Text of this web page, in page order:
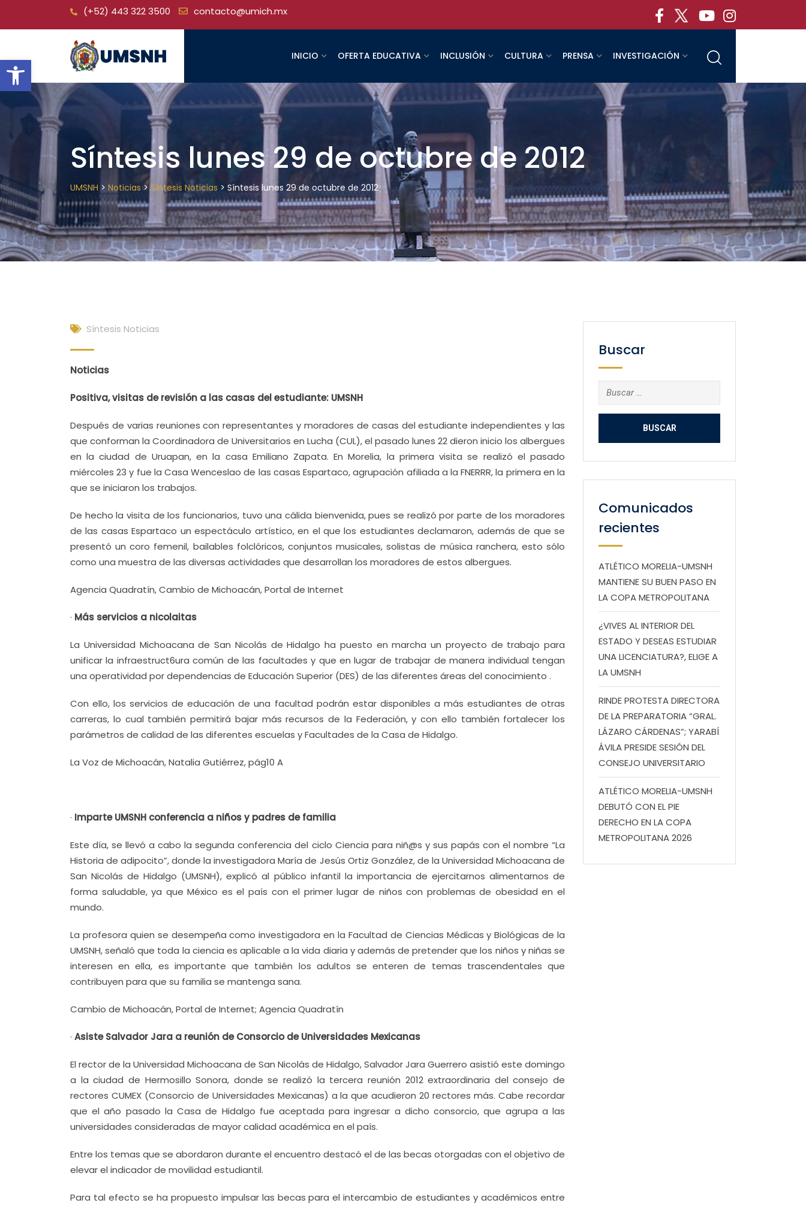
Open toolbar
(+52) 443 322 3500 contacto@umich.mx
INICIO OFERTA EDUCATIVA INCLUSIÓN CULTURA PRENSA INVESTIGACIÓN
Síntesis lunes 29 de octubre de 2012
UMSNH > Noticias>Síntesis Noticias > Síntesis lunes 29 de octubre de 2012
Síntesis Noticias
Noticias
Positiva, visitas de revisión a las casas del estudiante: UMSNH
Después de varias reuniones con representantes y moradores de casas del estudiante independientes y las
que conforman la Coordinadora de Universitarios en Lucha (CUL), el pasado lunes 22 dieron inicio los albergues
en la ciudad de Uruapan, en la casa Emiliano Zapata. En Morelia, la primera visita se realizó el pasado
miércoles 23 y fue la Casa Wenceslao de las casas Espartaco, agrupación afiliada a la FNERRR, la primera en la
que se iniciaron los trabajos.
De hecho la visita de los funcionarios, tuvo una cálida bienvenida, pues se realizó por parte de los moradores
de las casas Espartaco un espectáculo artístico, en el que los estudiantes declamaron, además de que se
presentó un coro femenil, bailables folclóricos, conjuntos musicales, solistas de música ranchera, esto sólo
como una muestra de las diversas actividades que desarrollan los moradores de estos albergues.
Agencia Quadratín, Cambio de Michoacán, Portal de Internet
· Más servicios a nicolaitas
La Universidad Michoacana de San Nicolás de Hidalgo ha puesto en marcha un proyecto de trabajo para
unificar la infraestruct6ura común de las facultades y que en lugar de trabajar de manera individual tengan
una operatividad por dependencias de Educación Superior (DES) de las diferentes áreas del conocimiento .
Con ello, los servicios de educación de una facultad podrán estar disponibles a más estudiantes de otras
carreras, lo cual también permitirá bajar más recursos de la Federación, y con ello también fortalecer los
parámetros de calidad de las diferentes escuelas y Facultades de la Casa de Hidalgo.
La Voz de Michoacán, Natalia Gutiérrez, pág10 A
· Imparte UMSNH conferencia a niños y padres de familia
Este día, se llevó a cabo la segunda conferencia del ciclo Ciencia para niñ@s y sus papás con el nombre “La
Historia de adipocito”, donde la investigadora María de Jesús Ortiz González, de la Universidad Michoacana de
San Nicolás de Hidalgo (UMSNH), explicó al público infantil la importancia de ejercitarnos alimentarnos de
forma saludable, ya que México es el país con el primer lugar de niños con problemas de obesidad en el
mundo.
La profesora quien se desempeña como investigadora en la Facultad de Ciencias Médicas y Biológicas de la
UMSNH, señaló que toda la ciencia es aplicable a la vida diaria y además de pretender que los niños y niñas se
interesen en ella, es importante que también los adultos se enteren de temas trascendentales que
contribuyen para que su familia se mantenga sana.
Cambio de Michoacán, Portal de Internet; Agencia Quadratín
· Asiste Salvador Jara a reunión de Consorcio de Universidades Mexicanas
El rector de la Universidad Michoacana de San Nicolás de Hidalgo, Salvador Jara Guerrero asistió este domingo
a la ciudad de Hermosillo Sonora, donde se realizó la tercera reunión 2012 extraordinaria del consejo de
rectores CUMEX (Consorcio de Universidades Mexicanas) a la que acudieron 20 rectores más. Cabe recordar
que el año pasado la Casa de Hidalgo fue aceptada para ingresar a dicho consorcio, que agrupa a las
universidades consideradas de mayor calidad académica en el país.
Entre los temas que se abordaron durante el encuentro destacó el de las becas otorgadas con el objetivo de
elevar el indicador de movilidad estudiantil.
Para tal efecto se ha propuesto impulsar las becas para el intercambio de estudiantes y académicos entre
Buscar
Buscar:
Comunicados
recientes
ATLÉTICO MORELIA-UMSNH
MANTIENE SU BUEN PASO EN
LA COPA METROPOLITANA
¿VIVES AL INTERIOR DEL
ESTADO Y DESEAS ESTUDIAR
UNA LICENCIATURA?, ELIGE A
LA UMSNH
RINDE PROTESTA DIRECTORA
DE LA PREPARATORIA “GRAL.
LÁZARO CÁRDENAS”; YARABÍ
ÁVILA PRESIDE SESIÓN DEL
CONSEJO UNIVERSITARIO
ATLÉTICO MORELIA-UMSNH
DEBUTÓ CON EL PIE
DERECHO EN LA COPA
METROPOLITANA 2026